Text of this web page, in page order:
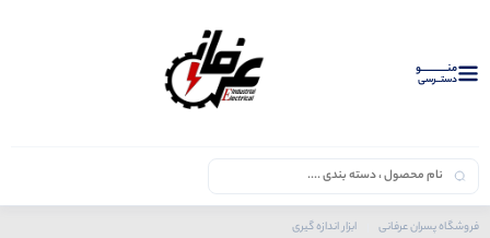
منــــــــــــو
دستــرسی
فروشگاه پسران عرفانی ابزار اندازه گیری